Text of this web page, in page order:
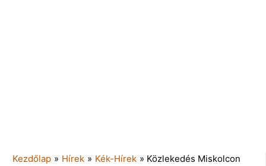
Kezdőlap » Hírek » Kék-Hírek » Közlekedés Miskolcon